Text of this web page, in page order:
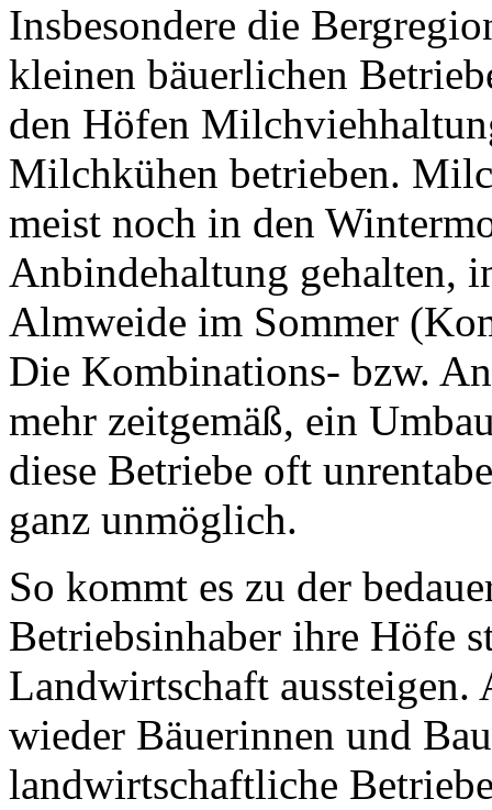
Insbesondere die
kleinen bäuerlichen
den Höfen
Milchkühen betrieben.
meist noch in den
Anbindehaltung gehalten,
Almweide im Sommer
Die Kombinations- bzw.
mehr zeitgemäß, ein
diese Betriebe oft
ganz unmöglich.
So kommt es zu der
Betriebsinhaber ihre Höfe
Landwirtschaft aussteigen.
wieder Bäuerinnen und
landwirtschaftliche